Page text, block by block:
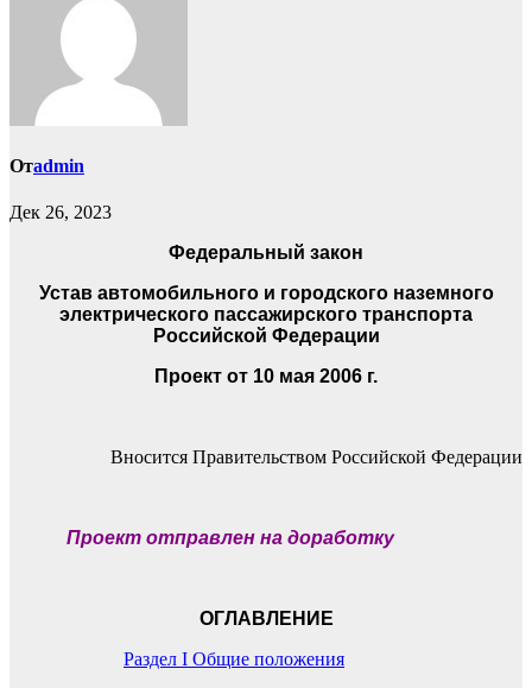
Отadmin
Дек 26, 2023
Федеральный закон
Устав автомобильного и городского наземного
электрического пассажирского транспорта
Российской Федерации
Проект от 10 мая 2006 г.
Вносится Правительством Российской Федерации
Проект отправлен на доработку
ОГЛАВЛЕНИЕ
Раздел I Общие положения